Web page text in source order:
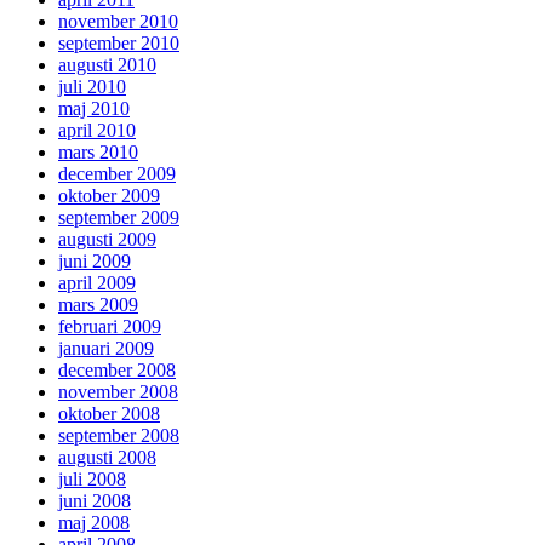
november 2010
september 2010
augusti 2010
juli 2010
maj 2010
april 2010
mars 2010
december 2009
oktober 2009
september 2009
augusti 2009
juni 2009
april 2009
mars 2009
februari 2009
januari 2009
december 2008
november 2008
oktober 2008
september 2008
augusti 2008
juli 2008
juni 2008
maj 2008